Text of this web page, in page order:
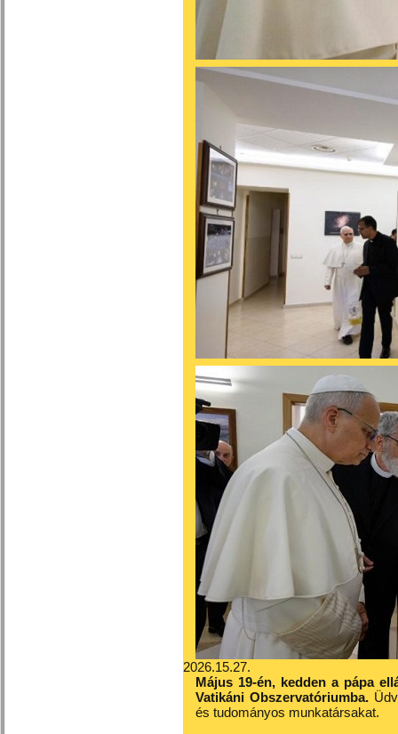
2026.15.27.
Május 19-én, kedden a pápa
Vatikáni Obszervatóriumba.
és tudományos munkatársakat.